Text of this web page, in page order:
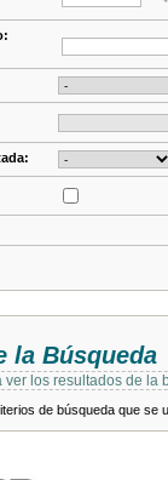
la Búsqueda
ver los resultados de la
de búsqueda que se